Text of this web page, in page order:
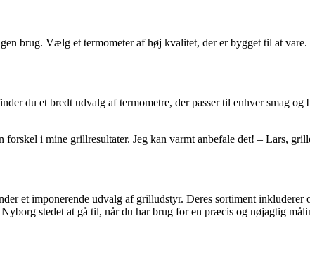
brug. Vælg et termometer af høj kvalitet, der er bygget til at vare.
du et bredt udvalg af termometre, der passer til enhver smag og
i mine grillresultater. Jeg kan varmt anbefale det! – Lars,
et imponerende udvalg af grilludstyr. Deres sortiment inkluderer
stedet at gå til, når du har brug for en præcis og nøjagtig